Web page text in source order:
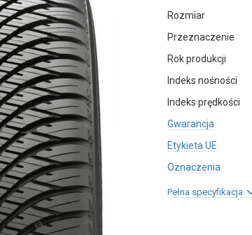
Rozmiar
Przeznaczenie
Rok produkcji
Indeks nośności
Indeks prędkości
Gwarancja
Etykieta UE
Oznaczenia
Pełna specyfikacja